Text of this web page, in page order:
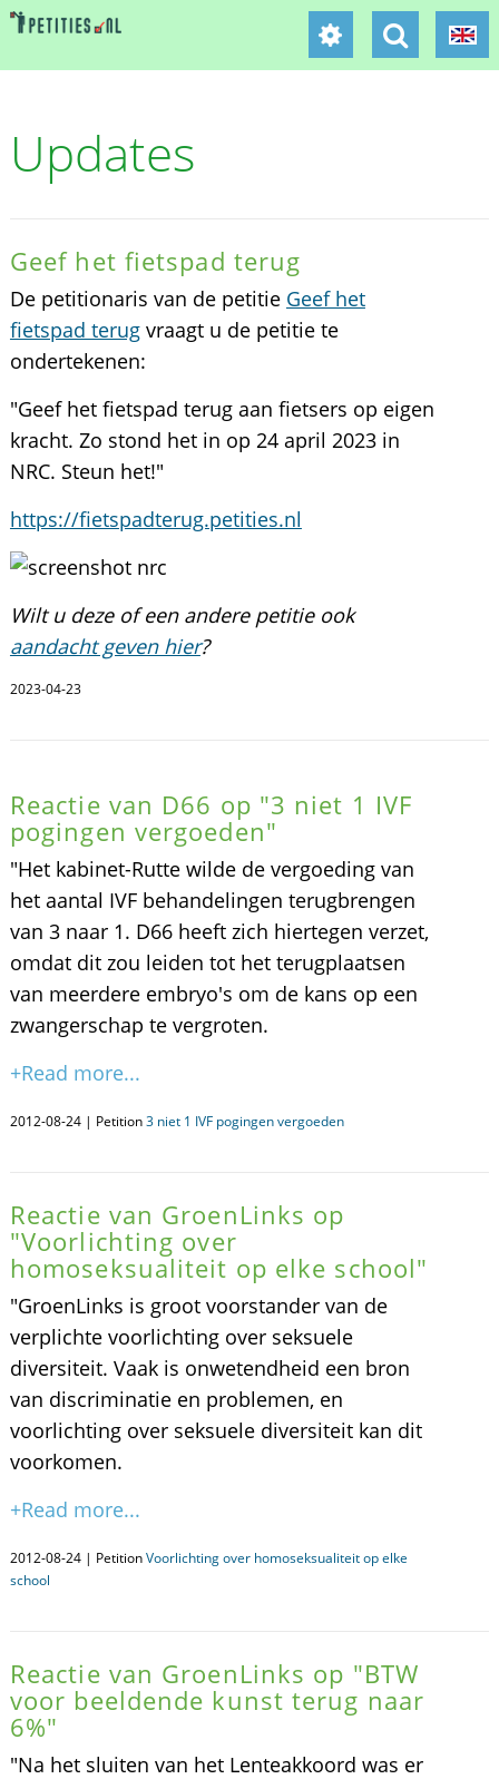
Updates
Geef het fietspad terug
De petitionaris van de petitie Geef het
fietspad terugvraagt u de petitie te
ondertekenen:
"Geef het fietspad terug aan fietsers op eigen
kracht. Zo stond het in op 24 april 2023 in
NRC. Steun het!"
https://fietspadterug.petities.nl
Wilt u deze of een andere petitie ook
aandacht geven hier?
2023-04-23
Reactie van D66 op "3 niet 1 IVF
pogingen vergoeden"
"Het kabinet-Rutte wilde de vergoeding van
het aantal IVF behandelingen terugbrengen
van 3 naar 1. D66 heeft zich hiertegen verzet,
omdat dit zou leiden tot het terugplaatsen
van meerdere embryo's om de kans op een
zwangerschap te vergroten.
+Read more...
2012-08-24 | Petition3 niet 1 IVF pogingen vergoeden
Reactie van GroenLinks op
"Voorlichting over
homoseksualiteit op elke school"
"GroenLinks is groot voorstander van de
verplichte voorlichting over seksuele
diversiteit. Vaak is onwetendheid een bron
van discriminatie en problemen, en
voorlichting over seksuele diversiteit kan dit
voorkomen.
+Read more...
2012-08-24 | PetitionVoorlichting over homoseksualiteit op elke
school
Reactie van GroenLinks op "BTW
voor beeldende kunst terug naar
6%"
"Na het sluiten van het Lenteakkoord was er